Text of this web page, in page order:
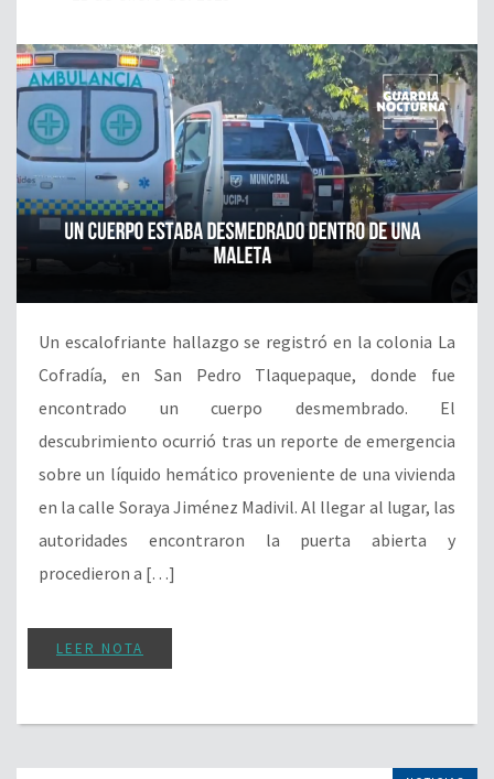
Un escalofriante hallazgo se registró en la colonia La
Cofradía, en San Pedro Tlaquepaque, donde fue
encontrado un cuerpo desmembrado. El
descubrimiento ocurrió tras un reporte de emergencia
sobre un líquido hemático proveniente de una vivienda
en la calle Soraya Jiménez Madivil. Al llegar al lugar, las
autoridades encontraron la puerta abierta y
procedieron a […]
LEER NOTA